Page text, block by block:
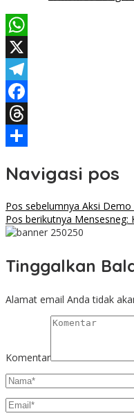
WhatsApp
X
Telegram
Facebook
Threads
Navigasi pos
Pos sebelumnya Aksi Demo
Pos berikutnya Mensesneg:
Tinggalkan
Alamat email Anda tidak
Komentar